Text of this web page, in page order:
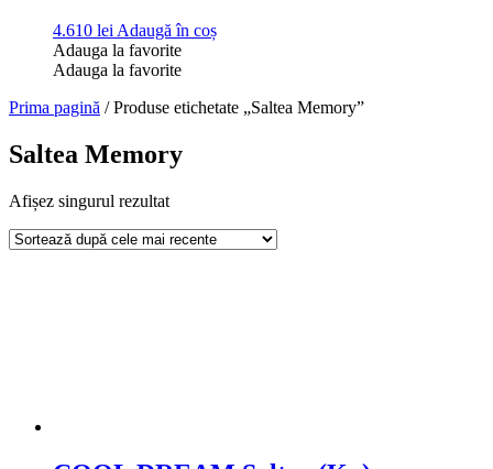
4.610 lei Adaugă în coș
Adauga la favorite
Adauga la favorite
Prima pagină / Produse etichetate „Saltea Memory”
Saltea Memory
Afișez singurul rezultat